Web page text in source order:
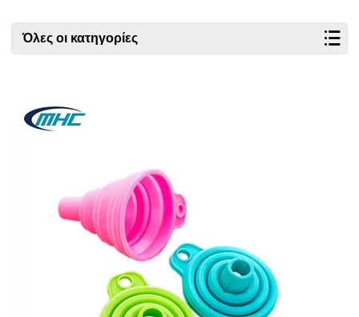
Όλες οι κατηγορίες